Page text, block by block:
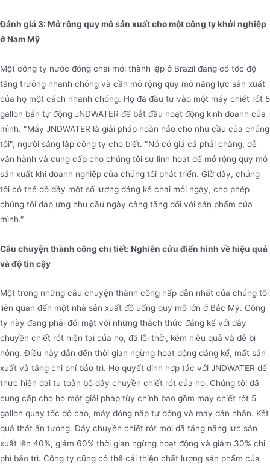
Đánh giá 3: Mở rộng quy mô sản xuất cho một công ty khởi nghiệp
ở Nam Mỹ
Một công ty nước đóng chai mới thành lập ở Brazil đang có tốc độ
tăng trưởng nhanh chóng và cần mở rộng quy mô năng lực sản xuất
của họ một cách nhanh chóng. Họ đã đầu tư vào một máy chiết rót 5
gallon bán tự động JNDWATER để bắt đầu hoạt động kinh doanh của
mình. "Máy JNDWATER là giải pháp hoàn hảo cho nhu cầu của chúng
tôi", người sáng lập công ty cho biết. "Nó có giá cả phải chăng, dễ
vận hành và cung cấp cho chúng tôi sự linh hoạt để mở rộng quy mô
sản xuất khi doanh nghiệp của chúng tôi phát triển. Giờ đây, chúng
tôi có thể đổ đầy một số lượng đáng kể chai mỗi ngày, cho phép
chúng tôi đáp ứng nhu cầu ngày càng tăng đối với sản phẩm của
mình."
Câu chuyện thành công chi tiết: Nghiên cứu điển hình về hiệu quả
và độ tin cậy
Một trong những câu chuyện thành công hấp dẫn nhất của chúng tôi
liên quan đến một nhà sản xuất đồ uống quy mô lớn ở Bắc Mỹ. Công
ty này đang phải đối mặt với những thách thức đáng kể với dây
chuyền chiết rót hiện tại của họ, đã lỗi thời, kém hiệu quả và dễ bị
hỏng. Điều này dẫn đến thời gian ngừng hoạt động đáng kể, mất sản
xuất và tăng chi phí bảo trì. Họ quyết định hợp tác với JNDWATER để
thực hiện đại tu toàn bộ dây chuyền chiết rót của họ. Chúng tôi đã
cung cấp cho họ một giải pháp tùy chỉnh bao gồm máy chiết rót 5
gallon quay tốc độ cao, máy đóng nắp tự động và máy dán nhãn. Kết
quả thật ấn tượng. Dây chuyền chiết rót mới đã tăng năng lực sản
xuất lên 40%, giảm 60% thời gian ngừng hoạt động và giảm 30% chi
phí bảo trì. Công ty cũng có thể cải thiện chất lượng sản phẩm của